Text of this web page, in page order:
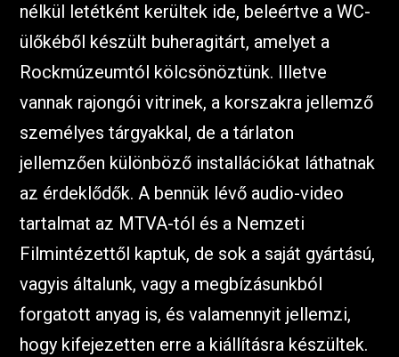
nélkül letétként kerültek ide, beleértve a WC-
ülőkéből készült buheragitárt, amelyet a
Rockmúzeumtól kölcsönöztünk. Illetve
vannak rajongói vitrinek, a korszakra jellemző
személyes tárgyakkal, de a tárlaton
jellemzően különböző installációkat láthatnak
az érdeklődők. A bennük lévő audio-video
tartalmat az MTVA-tól és a Nemzeti
Filmintézettől kaptuk, de sok a saját gyártású,
vagyis általunk, vagy a megbízásunkból
forgatott anyag is, és valamennyit jellemzi,
hogy kifejezetten erre a kiállításra készültek.